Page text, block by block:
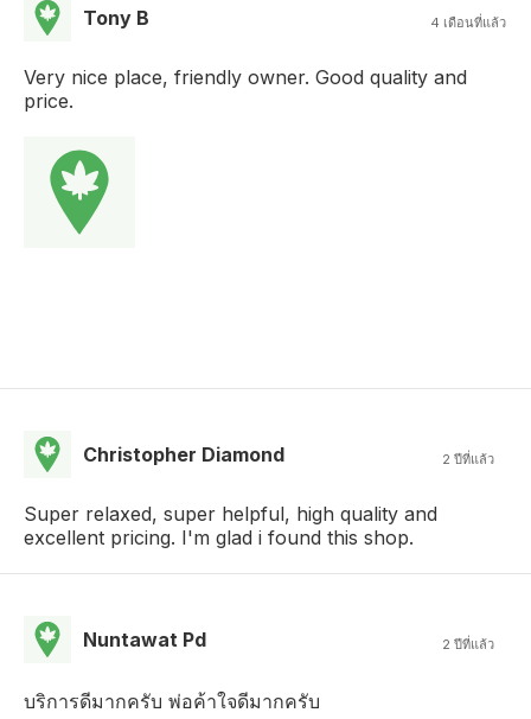
Tony B 4 เดือนที่แล้ว
Very nice place, friendly owner. Good quality and
price.
Christopher Diamond 2 ปีที่แล้ว
Super relaxed, super helpful, high quality and
excellent pricing. I'm glad i found this shop.
Nuntawat Pd 2 ปีที่แล้ว
บริการดีมากครับ พ่อค้าใจดีมากครับ